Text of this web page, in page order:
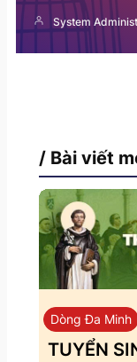
System
/ Bài viết
Dòng Đa Minh
TUYỂN